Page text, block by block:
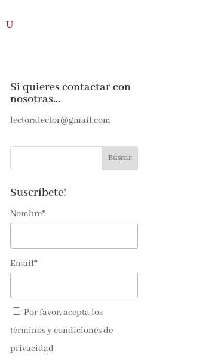
Si quieres contactar con
nosotras…
lectoralector@gmail.com
Suscríbete!
Nombre*
Email*
Por favor, acepta los
términos y condiciones de
privacidad